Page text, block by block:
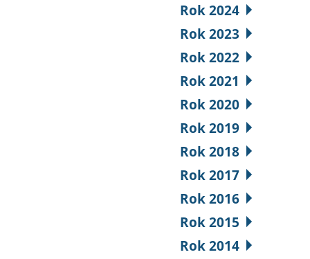
Rok 2024
Rok 2023
Rok 2022
Rok 2021
Rok 2020
Rok 2019
Rok 2018
Rok 2017
Rok 2016
Rok 2015
Rok 2014